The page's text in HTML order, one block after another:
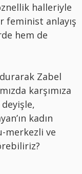
halleriyle
feminist anlayış
hem de
Zabel
karşımıza
kadın
merkezli ve